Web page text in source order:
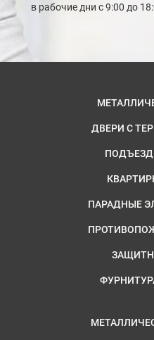
в рабочие дни с 9:00 до
ДВЕРИ С
ПАРАДНЫЕ